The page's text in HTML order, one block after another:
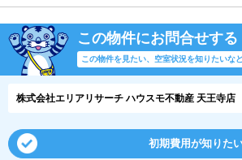
この物件にお問合せする
この物件を見たい、空室状況を知りたいな
株式会社エリアリサーチ ハウスモ不動産 天王寺店
初期費用が知りた